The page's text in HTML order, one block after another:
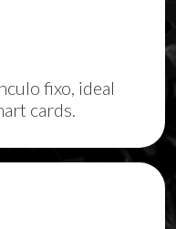
fixo, ideal
cards.